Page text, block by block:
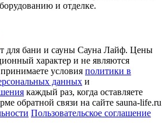
и отделке.
для бани и сауны Сауна Лайф. Цены
характер и не являются
условия политики в
данных и
каждый раз, когда оставляете
обратной связи на сайте sauna-life.ru
Пользовательское соглашение